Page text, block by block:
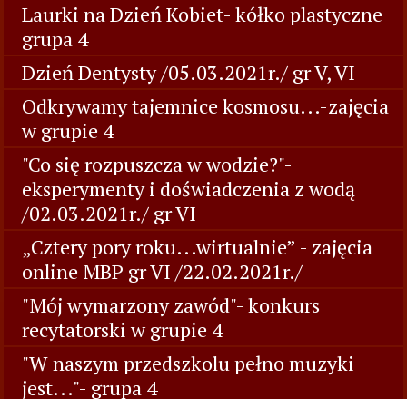
Laurki na Dzień Kobiet- kółko plastyczne
grupa 4
Dzień Dentysty /05.03.2021r./ gr V, VI
Odkrywamy tajemnice kosmosu...-zajęcia
w grupie 4
"Co się rozpuszcza w wodzie?"-
eksperymenty i doświadczenia z wodą
/02.03.2021r./ gr VI
„Cztery pory roku...wirtualnie” - zajęcia
online MBP gr VI /22.02.2021r./
"Mój wymarzony zawód"- konkurs
recytatorski w grupie 4
"W naszym przedszkolu pełno muzyki
jest..."- grupa 4